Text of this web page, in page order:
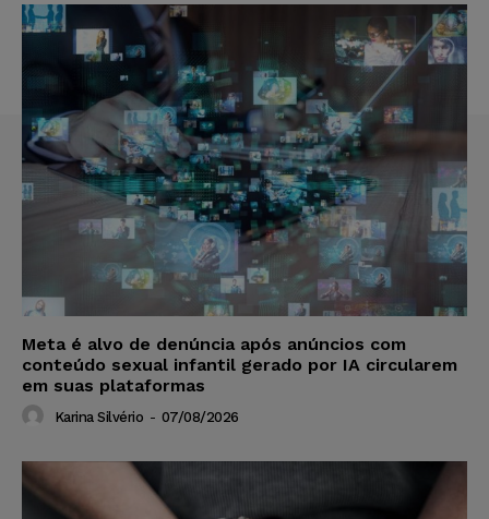
Meta é alvo de denúncia após anúncios com
conteúdo sexual infantil gerado por IA circularem
em suas plataformas
Karina Silvério - 07/08/2026